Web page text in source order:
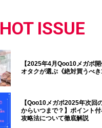
HOT ISSUE
【2025年4月Qoo10メガポ
オタクが選ぶ《絶対買うべき
【Qoo10メガポ2025年次回
からいつまで？】ポイント付
攻略法について徹底解説